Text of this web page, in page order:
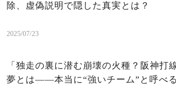
除、虚偽説明で隠した真実とは？
2025/07/23
「独走の裏に潜む崩壊の火種？阪神打
夢とは——本当に“強いチーム”と呼べる